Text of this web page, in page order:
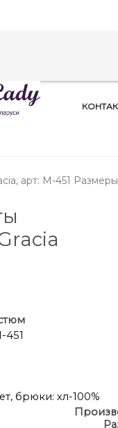
арт: М-451
брюки: хл-100%